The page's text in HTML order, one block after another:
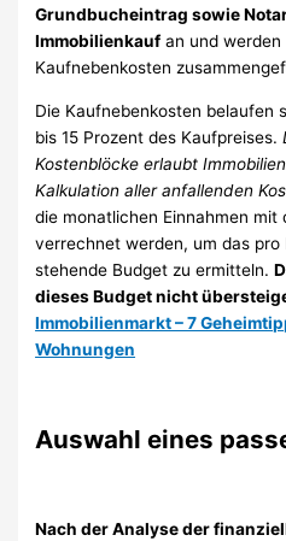
Grundbucheintrag sowie
Immobilienkauf an und
Kaufnebenkosten
Die Kaufnebenkosten belaufen
bis 15 Prozent des Kaufpreises.
Kostenblöcke erlaubt
Kalkulation aller anfallenden
die monatlichen Einnahmen mit
verrechnet werden, um das pro
stehende Budget zu ermitteln.
dieses Budget nicht
Immobilienmarkt – 7
Wohnungen
Auswahl eines
Nach der Analyse der